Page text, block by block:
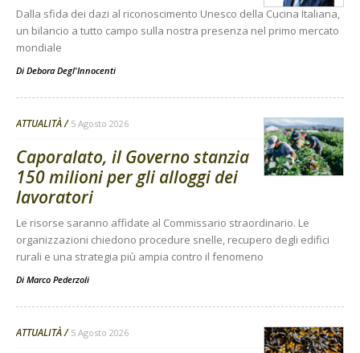
Dalla sfida dei dazi al riconoscimento Unesco della Cucina Italiana,
un bilancio a tutto campo sulla nostra presenza nel primo mercato
mondiale
Di Debora Degl'Innocenti
ATTUALITÀ 5 Agosto 2026
Caporalato, il Governo stanzia
150 milioni per gli alloggi dei
lavoratori
Le risorse saranno affidate al Commissario straordinario. Le
organizzazioni chiedono procedure snelle, recupero degli edifici
rurali e una strategia più ampia contro il fenomeno
Di Marco Pederzoli
ATTUALITÀ 5 Agosto 2026